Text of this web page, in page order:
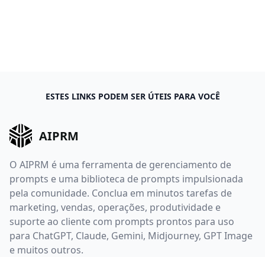
ESTES LINKS PODEM SER ÚTEIS PARA VOCÊ
AIPRM
O AIPRM é uma ferramenta de gerenciamento de
prompts e uma biblioteca de prompts impulsionada
pela comunidade. Conclua em minutos tarefas de
marketing, vendas, operações, produtividade e
suporte ao cliente com prompts prontos para uso
para ChatGPT, Claude, Gemini, Midjourney, GPT Image
e muitos outros.